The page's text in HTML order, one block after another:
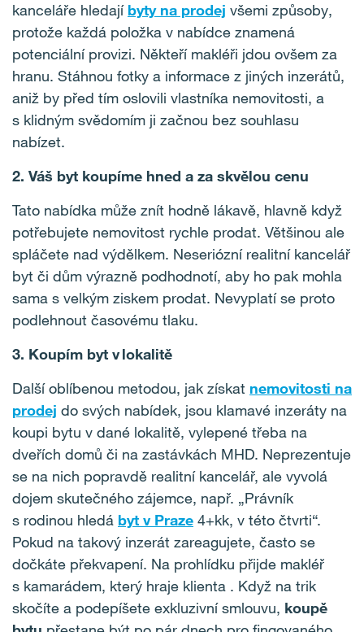
kanceláře hledají byty na prodej všemi způsoby,
protože každá položka v nabídce znamená
potenciální provizi. Někteří makléři jdou ovšem za
hranu. Stáhnou fotky a informace z jiných inzerátů,
aniž by před tím oslovili vlastníka nemovitosti, a
s klidným svědomím ji začnou bez souhlasu
nabízet.
2. Váš byt koupíme hned a za skvělou cenu
Tato nabídka může znít hodně lákavě, hlavně když
potřebujete nemovitost rychle prodat. Většinou ale
spláčete nad výdělkem. Neseriózní realitní kancelář
byt či dům výrazně podhodnotí, aby ho pak mohla
sama s velkým ziskem prodat. Nevyplatí se proto
podlehnout časovému tlaku.
3. Koupím byt v lokalitě
Další oblíbenou metodou, jak získat nemovitosti na
prodej do svých nabídek, jsou klamavé inzeráty na
koupi bytu v dané lokalitě, vylepené třeba na
dveřích domů či na zastávkách MHD. Neprezentuje
se na nich popravdě realitní kancelář, ale vyvolá
dojem skutečného zájemce, např. „Právník
s rodinou hledá byt v Praze 4+kk, v této čtvrti“.
Pokud na takový inzerát zareagujete, často se
dočkáte překvapení. Na prohlídku přijde makléř
s kamarádem, který hraje klienta . Když na trik
skočíte a podepíšete exkluzivní smlouvu, koupě